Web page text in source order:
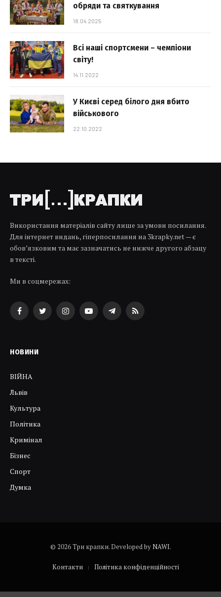
обряди та святкування
18.04.2025
Всі наші спортсмени – чемпіони
світу!
14.11.2022
У Києві серед білого дня вбито
військового
22.10.2022
Використання матеріалів сайту лише за умови посилання.
Для інтернет видань, гіперпосилання на 3krapky.net — є
обов’язковим та має зазначатись не нижче другого абзацу
в тексті.
Ми в соцмережах:
FacebookTwitterInstagramYouTubeTelegramRSS
НОВИНИ
ВІЙНА
Львів
Культура
Політика
Кримінал
Бізнес
Спорт
Думка
© 2026 Три крапки. Developed byNAWI.
Контакти Політика конфіденційності